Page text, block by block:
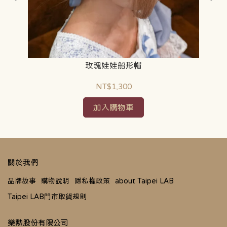
玫瑰娃娃船形帽
NT$1,300
加入購物車
關於我們
品牌故事 購物說明 隱私權政策
about Taipei LAB
Taipei LAB門市取貨規則
樂勲股份有限公司